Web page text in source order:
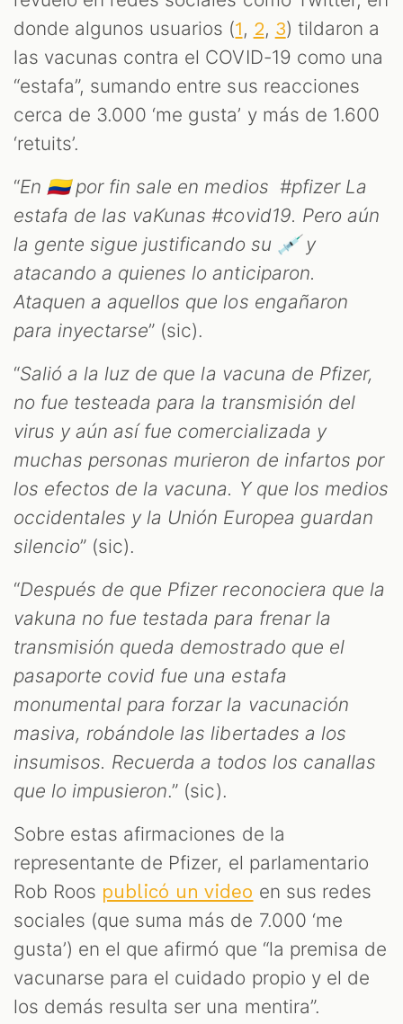
donde algunos usuarios (1, 2, 3) tildaron a
las vacunas contra el COVID-19 como una
“estafa”, sumando entre sus reacciones
cerca de 3.000 ‘me gusta’ y más de 1.600
‘retuits’.
“En 🇨🇴 por fin sale en medios #pfizer La
estafa de las vaKunas #covid19. Pero aún
la gente sigue justificando su 💉 y
atacando a quienes lo anticiparon.
Ataquen a aquellos que los engañaron
para inyectarse” (sic).
“Salió a la luz de que la vacuna de Pfizer,
no fue testeada para la transmisión del
virus y aún así fue comercializada y
muchas personas murieron de infartos por
los efectos de la vacuna. Y que los medios
occidentales y la Unión Europea guardan
silencio” (sic).
“Después de que Pfizer reconociera que la
vakuna no fue testada para frenar la
transmisión queda demostrado que el
pasaporte covid fue una estafa
monumental para forzar la vacunación
masiva, robándole las libertades a los
insumisos. Recuerda a todos los canallas
que lo impusieron.” (sic).
Sobre estas afirmaciones de la
representante de Pfizer, el parlamentario
Rob Roos publicó un video en sus redes
sociales (que suma más de 7.000 ‘me
gusta’) en el que afirmó que “la premisa de
vacunarse para el cuidado propio y el de
los demás resulta ser una mentira”.